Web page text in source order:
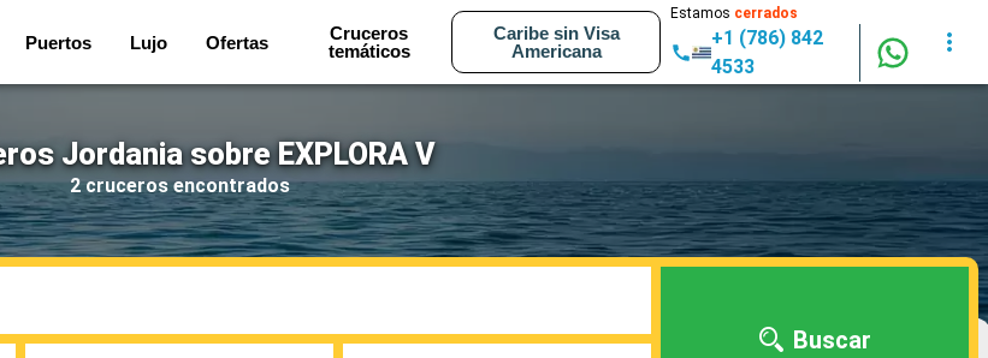
Puertos Lujo Ofertas
Cruceros
temáticos
Caribe sin Visa
Americana
Estamos cerrados
+1 (786) 842
4533
Jordania sobre EXPLORA V
2 cruceros encontrados
Buscar